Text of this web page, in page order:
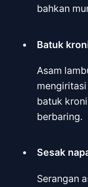
bahkan
Batuk
Asam
batuk
berbaring.
Sesak
Serangan